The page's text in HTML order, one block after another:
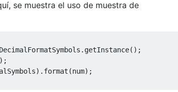
se muestra el uso de muestra de
DecimalFormatSymbols . getInstance();
);
). format (num);